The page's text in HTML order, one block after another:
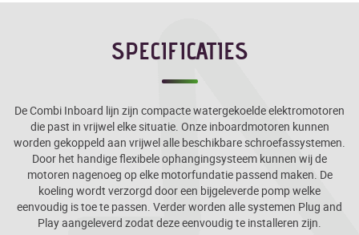
SPECIFICATIES
De Combi Inboard lijn zijn compacte watergekoelde elektromotoren
die past in vrijwel elke situatie. Onze inboardmotoren kunnen
worden gekoppeld aan vrijwel alle beschikbare schroefassystemen.
Door het handige flexibele ophangingsysteem kunnen wij de
motoren nagenoeg op elke motorfundatie passend maken. De
koeling wordt verzorgd door een bijgeleverde pomp welke
eenvoudig is toe te passen. Verder worden alle systemen Plug and
Play aangeleverd zodat deze eenvoudig te installeren zijn.